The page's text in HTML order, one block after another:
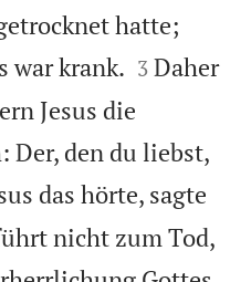
hatte;
war krank. 

3 Daher
Jesus die
Der, den du liebst,
das hörte, sagte
nicht zum Tod,